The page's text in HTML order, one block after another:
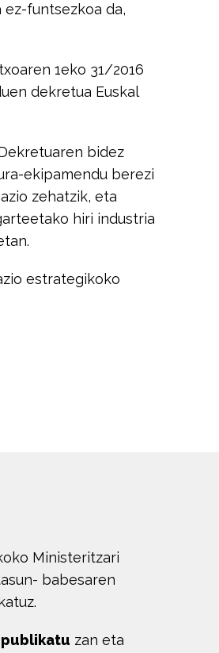
ez-funtsezkoa da,
1eko 31/2016
dekretua Euskal
bidez
ekipamendu berezi
zehatzik, eta
hiri industria
estrategikoko
Ministeritzari
babesaren
publikatu zan eta